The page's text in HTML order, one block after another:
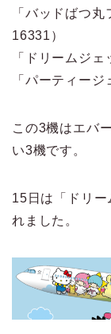
「バッドばつ
16331）
「ドリームジ
「パーティー
この3機はエバ
い3機です。
15日は「ドリ
れました。